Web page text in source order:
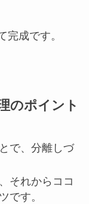
完成です。
のポイント
で、分離しづ
それからココ
です。